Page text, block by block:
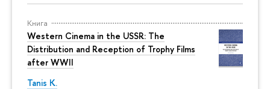
Книга
Western Cinema in the USSR: The
Distribution and Reception of Trophy Films
after WWII
Tanis K.